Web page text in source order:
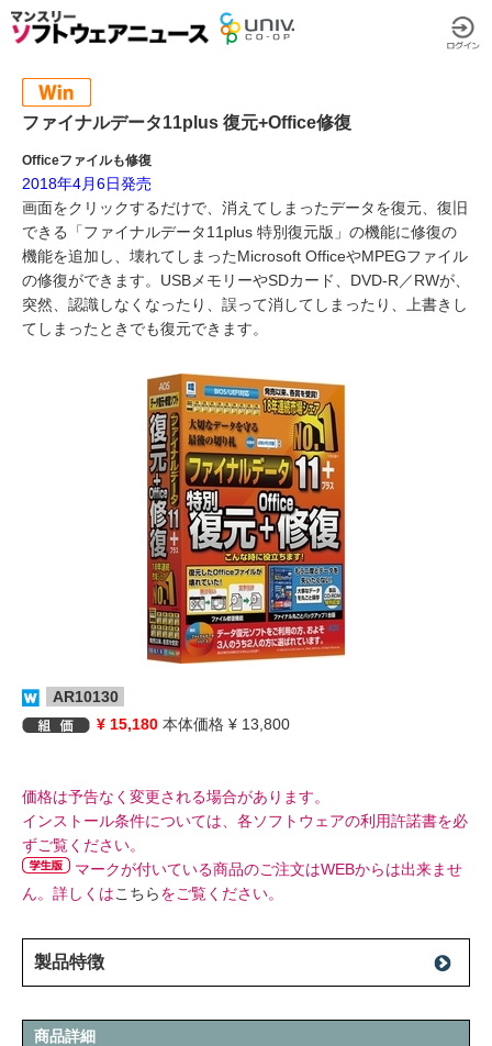
ファイナルデータ11plus 復元+Office修復
Officeファイルも修復
2018年4月6日発売
画面をクリックするだけで、消えてしまったデータを復元、復旧
できる「ファイナルデータ11plus 特別復元版」の機能に修復の
機能を追加し、壊れてしまったMicrosoft OfficeやMPEGファイル
の修復ができます。USBメモリーやSDカード、DVD-R／RWが、
突然、認識しなくなったり、誤って消してしまったり、上書きし
てしまったときでも復元できます。
AR10130
¥ 15,180 本体価格 ¥ 13,800
価格は予告なく変更される場合があります。
インストール条件については、各ソフトウェアの利用許諾書を必
ずご覧ください。
マークが付いている商品のご注文はWEBからは出来ませ
ん。詳しくはこちらをご覧ください。
製品特徴
商品詳細